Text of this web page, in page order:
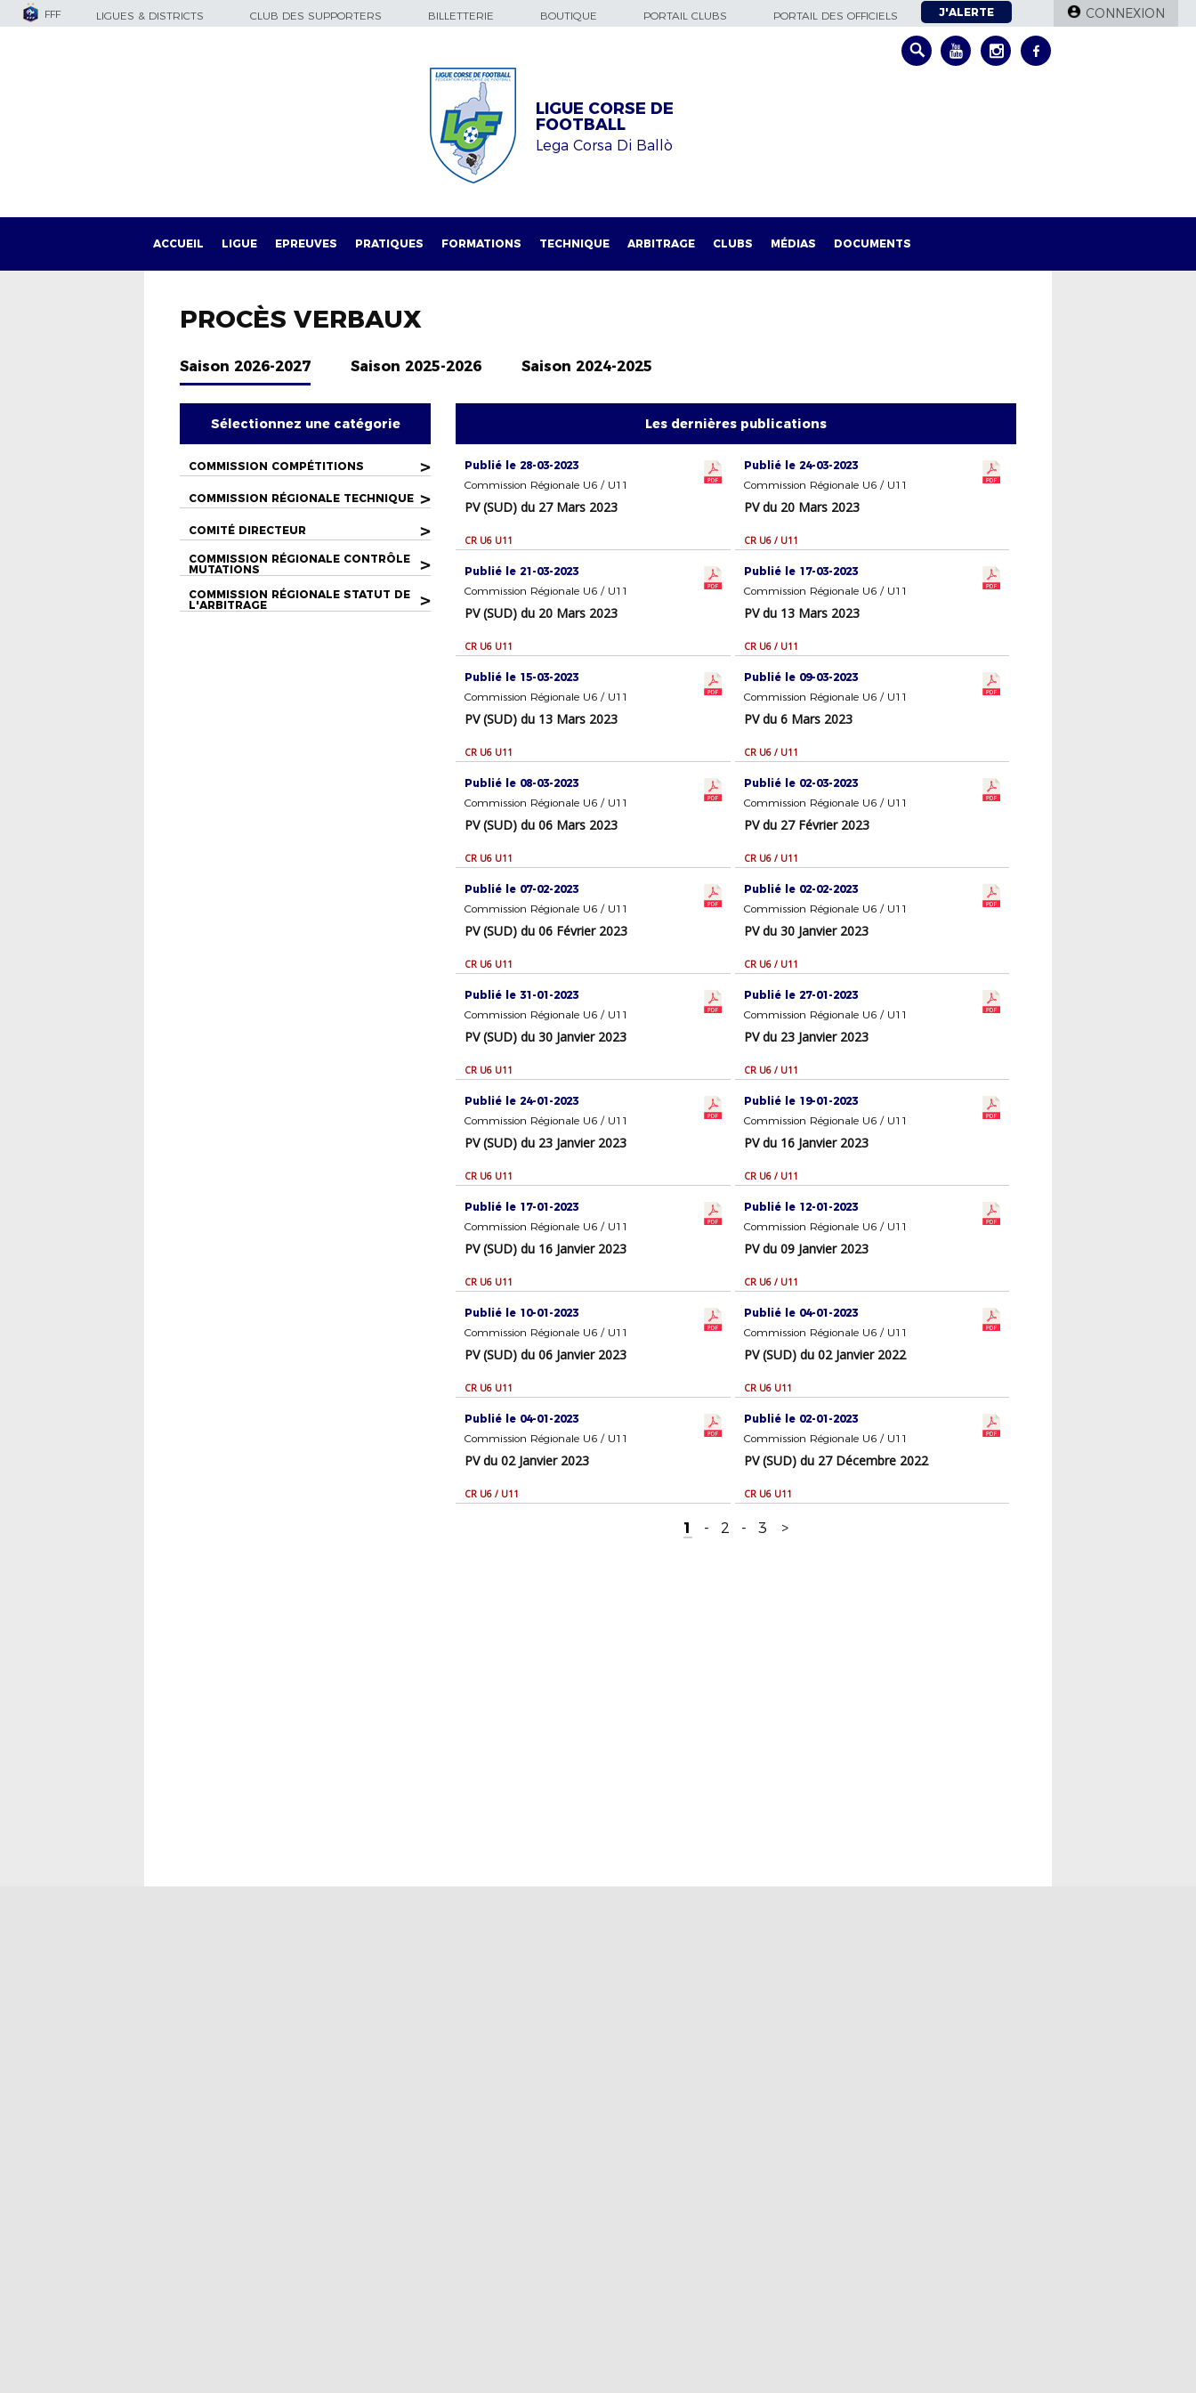
FFF LIGUES & DISTRICTS CLUB DES SUPPORTERS BILLETTERIE BOUTIQUE PORTAIL CLUBS PORTAIL DES OFFICIELS J'ALERTE CONNEXION
LIGUE CORSE DE
FOOTBALL
Lega Corsa Di Ballò
ACCUEIL LIGUE EPREUVES PRATIQUES FORMATIONS TECHNIQUE ARBITRAGE CLUBS MÉDIAS DOCUMENTS
PROCÈS VERBAUX
Saison 2026-2027 Saison 2025-2026 Saison 2024-2025
Sélectionnez une catégorie
COMMISSION COMPÉTITIONS >
COMMISSION RÉGIONALE TECHNIQUE >
COMITÉ DIRECTEUR >
COMMISSION RÉGIONALE CONTRÔLE
MUTATIONS
>
COMMISSION RÉGIONALE STATUT DE
L'ARBITRAGE
>
Les dernières publications
Publié le 28-03-2023
Commission Régionale U6 / U11
PV (SUD) du 27 Mars 2023
CR U6 U11
Publié le 24-03-2023
Commission Régionale U6 / U11
PV du 20 Mars 2023
CR U6 / U11
Publié le 21-03-2023
Commission Régionale U6 / U11
PV (SUD) du 20 Mars 2023
CR U6 U11
Publié le 17-03-2023
Commission Régionale U6 / U11
PV du 13 Mars 2023
CR U6 / U11
Publié le 15-03-2023
Commission Régionale U6 / U11
PV (SUD) du 13 Mars 2023
CR U6 U11
Publié le 09-03-2023
Commission Régionale U6 / U11
PV du 6 Mars 2023
CR U6 / U11
Publié le 08-03-2023
Commission Régionale U6 / U11
PV (SUD) du 06 Mars 2023
CR U6 U11
Publié le 02-03-2023
Commission Régionale U6 / U11
PV du 27 Février 2023
CR U6 / U11
Publié le 07-02-2023
Commission Régionale U6 / U11
PV (SUD) du 06 Février 2023
CR U6 U11
Publié le 02-02-2023
Commission Régionale U6 / U11
PV du 30 Janvier 2023
CR U6 / U11
Publié le 31-01-2023
Commission Régionale U6 / U11
PV (SUD) du 30 Janvier 2023
CR U6 U11
Publié le 27-01-2023
Commission Régionale U6 / U11
PV du 23 Janvier 2023
CR U6 / U11
Publié le 24-01-2023
Commission Régionale U6 / U11
PV (SUD) du 23 Janvier 2023
CR U6 U11
Publié le 19-01-2023
Commission Régionale U6 / U11
PV du 16 Janvier 2023
CR U6 / U11
Publié le 17-01-2023
Commission Régionale U6 / U11
PV (SUD) du 16 Janvier 2023
CR U6 U11
Publié le 12-01-2023
Commission Régionale U6 / U11
PV du 09 Janvier 2023
CR U6 / U11
Publié le 10-01-2023
Commission Régionale U6 / U11
PV (SUD) du 06 Janvier 2023
CR U6 U11
Publié le 04-01-2023
Commission Régionale U6 / U11
PV (SUD) du 02 Janvier 2022
CR U6 U11
Publié le 04-01-2023
Commission Régionale U6 / U11
PV du 02 Janvier 2023
CR U6 / U11
Publié le 02-01-2023
Commission Régionale U6 / U11
PV (SUD) du 27 Décembre 2022
CR U6 U11
1 - 2 - 3 >